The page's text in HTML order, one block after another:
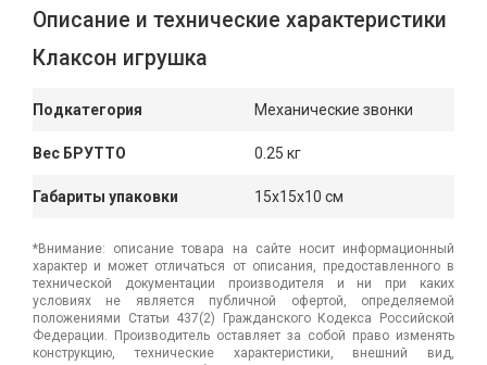
Описание и технические характеристики
Клаксон игрушка
Подкатегория Механические звонки
Вес БРУТТО 0.25 кг
Габариты упаковки 15x15x10 см
*Внимание: описание товара на сайте носит информационный
характер и может отличаться от описания, предоставленного в
технической документации производителя и ни при каких
условиях не является публичной офертой, определяемой
положениями Статьи 437(2) Гражданского Кодекса Российской
Федерации. Производитель оставляет за собой право изменять
конструкцию, технические характеристики, внешний вид,